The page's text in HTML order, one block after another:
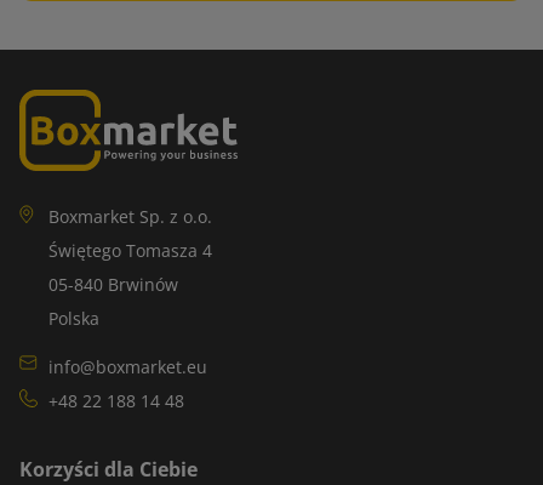
Boxmarket Sp. z o.o.
Świętego Tomasza 4
05-840 Brwinów
Polska
info@boxmarket.eu
+48 22 188 14 48
Korzyści dla Ciebie